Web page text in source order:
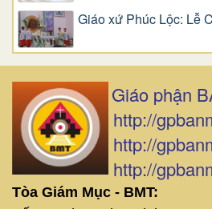
Giáo xứ Phúc Lộc: Lễ
Giáo phận
http://
http://
http://
Tòa Giám Mục - BMT: